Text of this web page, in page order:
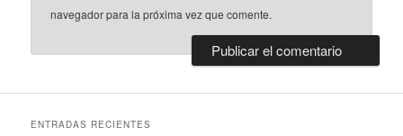
navegador para la próxima vez que comente.
ENTRADAS RECIENTES